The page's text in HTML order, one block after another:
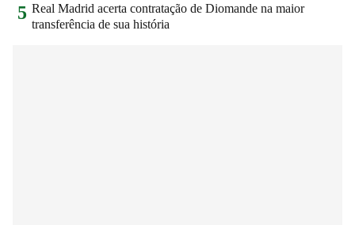
5 Real Madrid acerta contratação de Diomande na maior
transferência de sua história